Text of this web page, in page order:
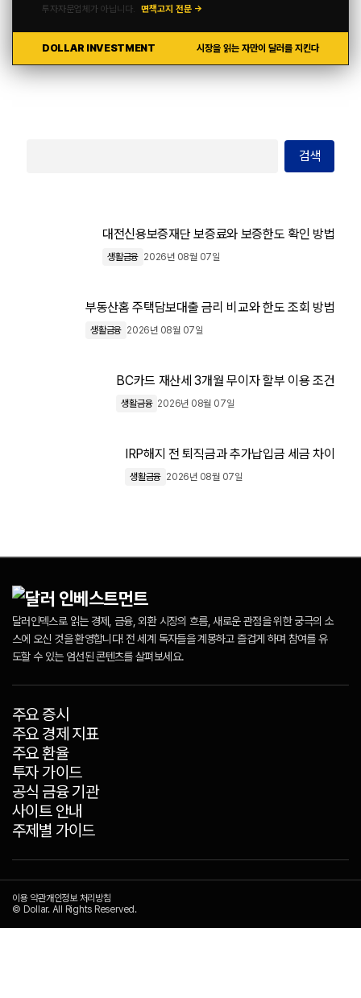
투자자문업체가 아닙니다. 면책고지 전문 →
DOLLAR INVESTMENT 시장을 읽는 자만이 달러를 지킨다
검색
대전신용보증재단 보증료와 보증한도 확인 방법
생활금융 2026년 08월 07일
부동산홈 주택담보대출 금리 비교와 한도 조회 방법
생활금융 2026년 08월 07일
BC카드 재산세 3개월 무이자 할부 이용 조건
생활금융 2026년 08월 07일
IRP해지 전 퇴직금과 추가납입금 세금 차이
생활금융 2026년 08월 07일
달러인덱스로 읽는 경제, 금융, 외환 시장의 흐름, 새로운 관점을 위한 궁극의 소
스에 오신 것을 환영합니다! 전 세계 독자들을 계몽하고 즐겁게 하며 참여를 유
도할 수 있는 엄선된 콘텐츠를 살펴보세요.
주요 증시
주요 경제 지표
주요 환율
투자 가이드
공식 금융 기관
사이트 안내
주제별 가이드
이용 약관개인정보 처리방침
© Dollar. All Rights Reserved.